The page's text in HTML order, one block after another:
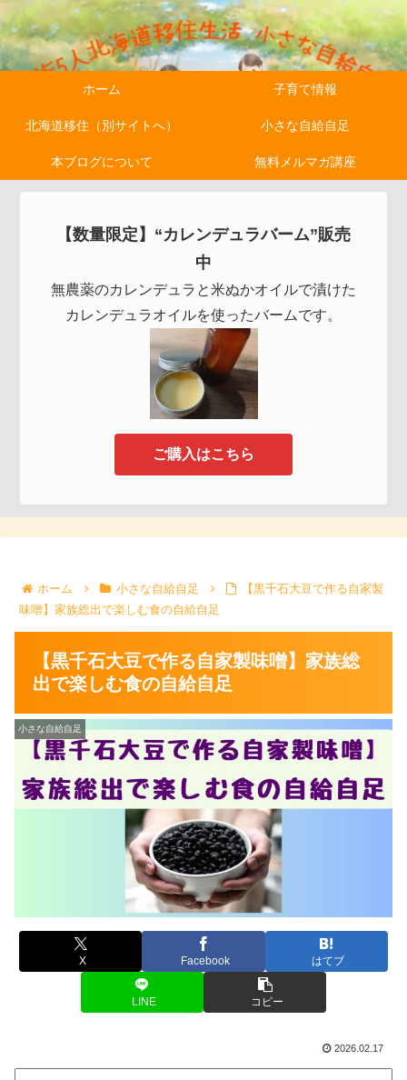
ホーム 子育て情報
北海道移住（別サイトへ） 小さな自給自足
本ブログについて 無料メルマガ講座
【数量限定】“カレンデュラバーム”販売
中
無農薬のカレンデュラと米ぬかオイルで漬けた
カレンデュラオイルを使ったバームです。
ご購入はこちら
ホーム 小さな自給自足
【黒千石大豆で作る自家製
味噌】家族総出で楽しむ食の自給自足
【黒千石大豆で作る自家製味噌】家族総
出で楽しむ食の自給自足
小さな自給自足
X Facebook はてブ
LINE コピー
2026.02.17